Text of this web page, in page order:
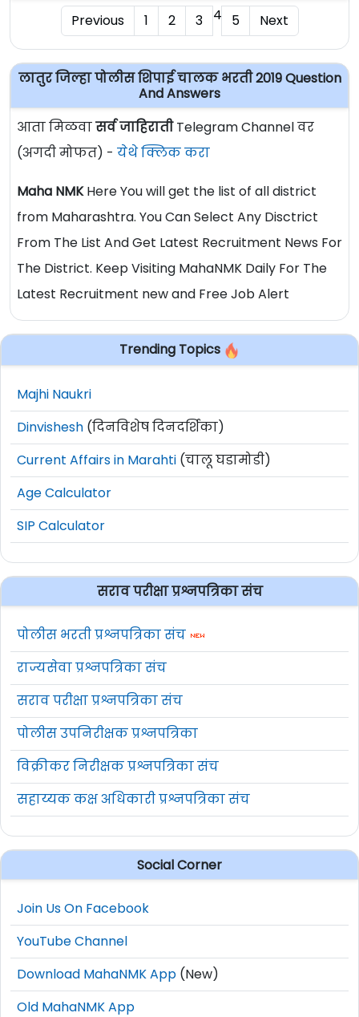
Previous
1 2 3 4 5 Next
लातुर जिल्हा पोलीस शिपाई चालक भरती 2019 Question
And Answers
आता मिळवासर्व जाहिरातीTelegram Channel वर
(अगदी मोफत) - येथे क्लिक करा
Maha NMKHere You will get the list of all district
from Maharashtra. You Can Select Any Disctrict
From The List And Get Latest Recruitment News For
The District. Keep Visiting MahaNMK Daily For The
Latest Recruitment new and Free Job Alert
Trending Topics
Majhi Naukri
Dinvishesh (दिनविशेष दिनदर्शिका)
Current Affairs in Marahti (चालू घडामोडी)
Age Calculator
SIP Calculator
सराव परीक्षा प्रश्नपत्रिका संच
पोलीस भरती प्रश्नपत्रिका संच
राज्यसेवा प्रश्नपत्रिका संच
सराव परीक्षा प्रश्नपत्रिका संच
पोलीस उपनिरीक्षक प्रश्नपत्रिका
विक्रीकर निरीक्षक प्रश्नपत्रिका संच
सहाय्यक कक्ष अधिकारी प्रश्नपत्रिका संच
Social Corner
Join Us On Facebook
YouTube Channel
Download MahaNMK App (New)
Old MahaNMK App